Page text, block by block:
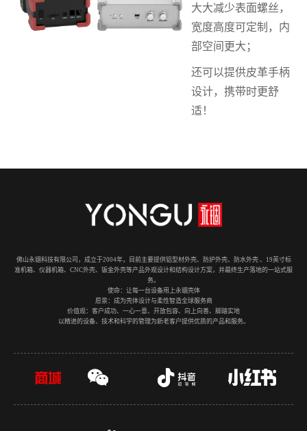
大大减少表面螺丝，
宽度高度可定制，内
部空间更大；
还可以提供皮革手柄
设计，携带时更舒
适！
佛山永锢科技有限公司，成立于2004年，目前主要提供铝型材外壳、防护外壳、防水外壳 、19英寸标
准机箱、仪器机箱、CNC外壳、钣金外壳等产品外观设计和结构设计方案，并最终生产落地的一站式服
务。
使命：让每一台设备用上永锢壳体
愿景：成为壳体设计与柔性智造全球服务商
价值观：客户成功、一心一意、开放包容、向上向善、脚踏实地
以精进的设备、技术和科学的管理为新老客户提供优质的产品和服务。